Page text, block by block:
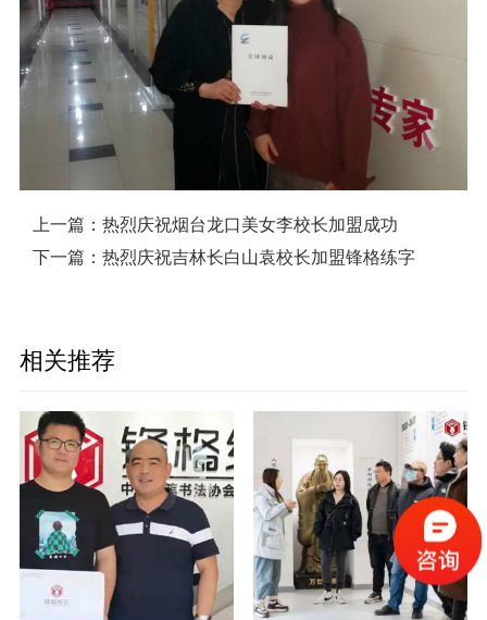
上一篇： 热烈庆祝烟台龙口美女李校长加盟成功
下一篇： 热烈庆祝吉林长白山袁校长加盟锋格练字
相关推荐